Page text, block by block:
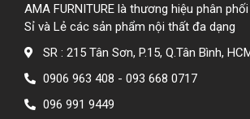
AMA FURNITURE là thương hiệu phân phối
Sỉ và Lẻ các sản phẩm nội thất đa dạng
SR : 215 Tân Sơn, P.15, Q.Tân Bình,
0906 963 408 - 093 668 0717
096 991 9449